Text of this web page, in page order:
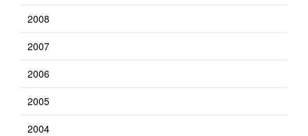
2008
2007
2006
2005
2004